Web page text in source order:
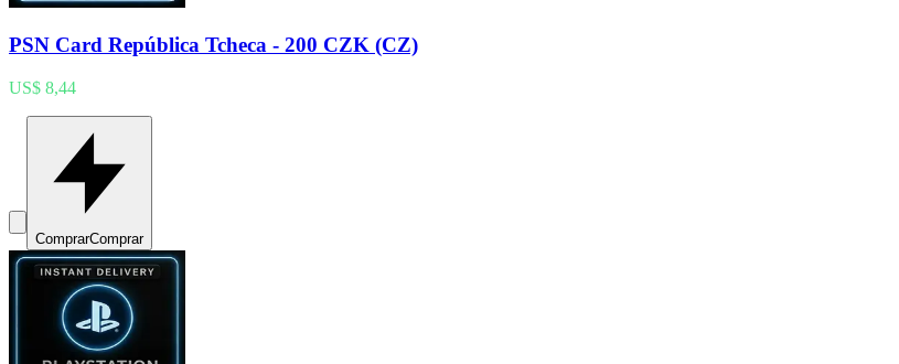
PSN Card República Tcheca - 200 CZK (CZ)
US$ 8,44
ComprarComprar